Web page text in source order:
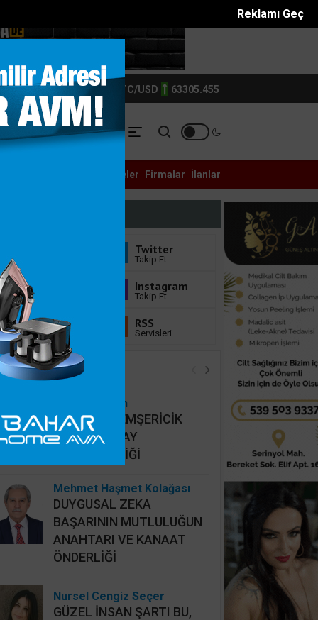
Reklamı Geç
6214.0 BTC/USD 63305.455
YEREL ASAYİŞ
Filistin konvoyu Adanada destek mitingiyle ka...
Eczaneler Firmalar İlanlar
Twitter
Takip Et
Youtube
Abone Ol
Instagram
Takip Et
Linkedin
Takip Et
RSS
Servisleri
Yazarları
Hidayet Şişkin
MAHALLİ HEMŞERİCİK
YERİNE HATAY
HEMŞERİCİLİĞİ
Mehmet Haşmet Kolağası
DUYGUSAL ZEKA
BAŞARININ MUTLULUĞUN
ANAHTARI VE KANAAT
ÖNDERLİĞİ
Nursel Cengiz Seçer
GÜZEL İNSAN ŞARTI BU,